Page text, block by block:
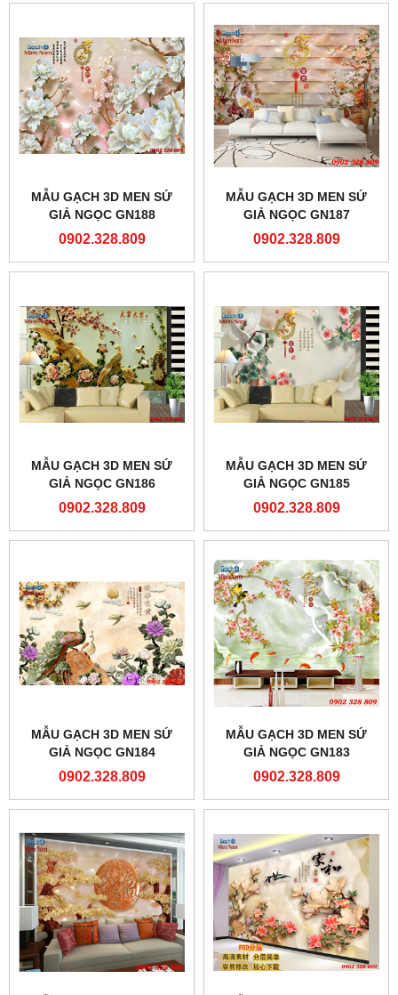
MẪU GẠCH 3D MEN SỨ
GIẢ NGỌC GN188
0902.328.809
MẪU GẠCH 3D MEN SỨ
GIẢ NGỌC GN187
0902.328.809
MẪU GẠCH 3D MEN SỨ
GIẢ NGỌC GN186
0902.328.809
MẪU GẠCH 3D MEN SỨ
GIẢ NGỌC GN185
0902.328.809
MẪU GẠCH 3D MEN SỨ
GIẢ NGỌC GN184
0902.328.809
MẪU GẠCH 3D MEN SỨ
GIẢ NGỌC GN183
0902.328.809